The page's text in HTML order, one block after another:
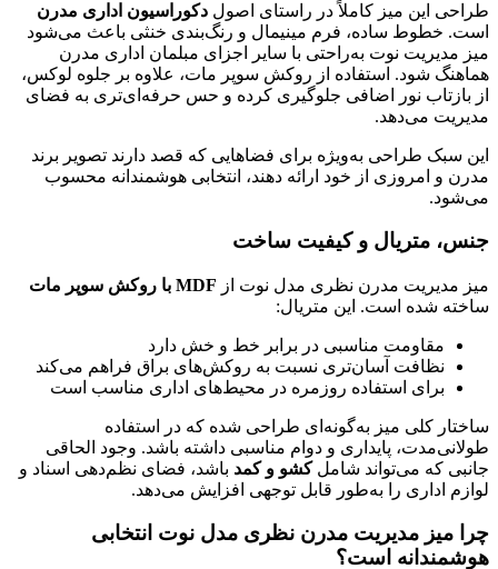
طراحی این میز کاملاً در راستای اصول دکوراسیون اداری مدرن
است. خطوط ساده، فرم مینیمال و رنگ‌بندی خنثی باعث می‌شود
میز مدیریت نوت به‌راحتی با سایر اجزای مبلمان اداری مدرن
هماهنگ شود. استفاده از روکش سوپر مات، علاوه بر جلوه لوکس،
از بازتاب نور اضافی جلوگیری کرده و حس حرفه‌ای‌تری به فضای
مدیریت می‌دهد.
این سبک طراحی به‌ویژه برای فضاهایی که قصد دارند تصویر برند
مدرن و امروزی از خود ارائه دهند، انتخابی هوشمندانه محسوب
می‌شود.
جنس، متریال و کیفیت ساخت
میز مدیریت مدرن نظری مدل نوت از MDF با روکش سوپر مات
ساخته شده است. این متریال:
مقاومت مناسبی در برابر خط و خش دارد
نظافت آسان‌تری نسبت به روکش‌های براق فراهم می‌کند
برای استفاده روزمره در محیط‌های اداری مناسب است
ساختار کلی میز به‌گونه‌ای طراحی شده که در استفاده
طولانی‌مدت، پایداری و دوام مناسبی داشته باشد. وجود الحاقی
جانبی که می‌تواند شاملکشو و کمد باشد، فضای نظم‌دهی اسناد و
لوازم اداری را به‌طور قابل توجهی افزایش می‌دهد.
چرا میز مدیریت مدرن نظری مدل نوت انتخابی
هوشمندانه است؟